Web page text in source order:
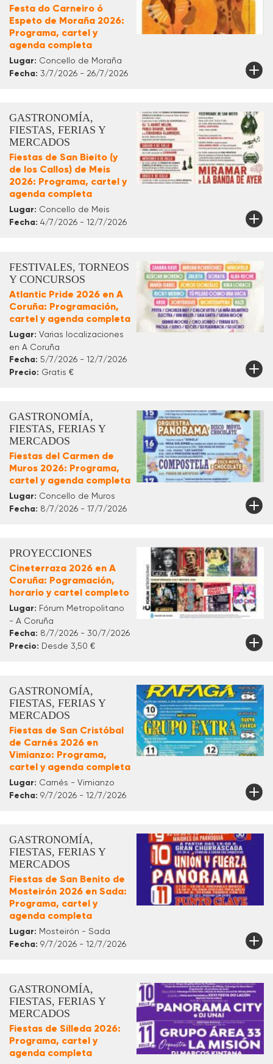
Festa do Carneiro ó
Espeto de Moraña 2026:
Programa, cartel y
agenda completa
Lugar: Concello de Moraña
Fecha: 3/7/2026 - 26/7/2026
GASTRONOMÍA,
FIESTAS, FERIAS Y
MERCADOS
Fiestas de San Bieito (y
de los Callos) de Meis
2026: Programa, cartel y
agenda completa
Lugar: Concello de Meis
Fecha: 4/7/2026 - 12/7/2026
FESTIVALES, TORNEOS
Y CONCURSOS
Atlantic Pride 2026 en A
Coruña: Programación,
cartel y agenda completa
Lugar: Varias localizaciones
en A Coruña
Fecha: 5/7/2026 - 12/7/2026
Precio: Gratis €
GASTRONOMÍA,
FIESTAS, FERIAS Y
MERCADOS
Fiestas del Carmen de
Muros 2026: Programa,
cartel y agenda completa
Lugar: Concello de Muros
Fecha: 8/7/2026 - 17/7/2026
PROYECCIONES
Cineterraza 2026 en A
Coruña: Pogramación,
horario y cartel completo
Lugar: Fórum Metropolitano
- A Coruña
Fecha: 8/7/2026 - 30/7/2026
Precio: Desde 3,50 €
GASTRONOMÍA,
FIESTAS, FERIAS Y
MERCADOS
Fiestas de San Cristóbal
de Carnés 2026 en
Vimianzo: Programa,
cartel y agenda completa
Lugar: Carnés - Vimianzo
Fecha: 9/7/2026 - 12/7/2026
GASTRONOMÍA,
FIESTAS, FERIAS Y
MERCADOS
Fiestas de San Benito de
Mosteirón 2026 en Sada:
Programa, cartel y
agenda completa
Lugar: Mosteirón - Sada
Fecha: 9/7/2026 - 12/7/2026
GASTRONOMÍA,
FIESTAS, FERIAS Y
MERCADOS
Fiestas de Silleda 2026:
Programa, cartel y
agenda completa